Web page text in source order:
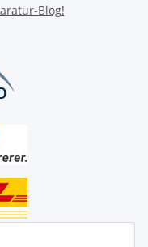
Blog!